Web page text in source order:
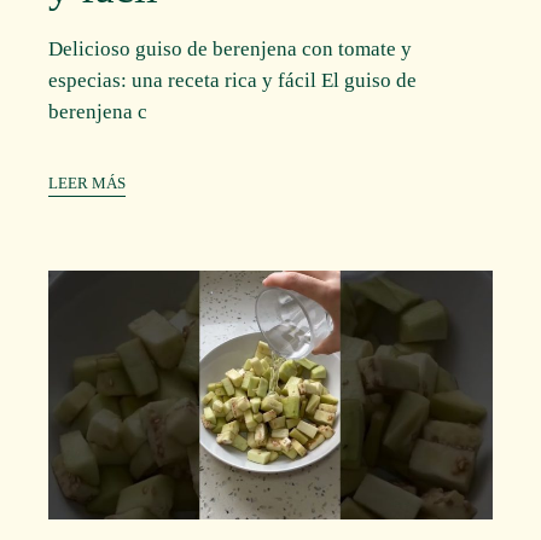
Delicioso guiso de berenjena con tomate y
especias: una receta rica y fácil El guiso de
berenjena c
LEER MÁS